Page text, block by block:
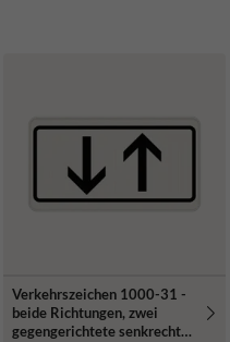
Verkehrszeichen 1000-31 -
beide Richtungen, zwei
gegengerichtete senkrechte